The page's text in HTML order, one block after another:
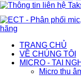
TRANG CHỦ
VỀ CHÚNG TÔI
MICRO - TAI
Micro thu